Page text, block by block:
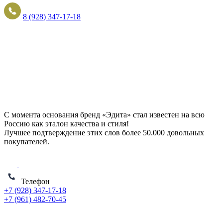
8 (928) 347-17-18
С момента основания бренд «Эдита» стал известен на всю
Россию как эталон качества и стиля!
Лучшее подтверждение этих слов более 50.000 довольных
покупателей.
Телефон
+7 (928) 347-17-18
+7 (961) 482-70-45